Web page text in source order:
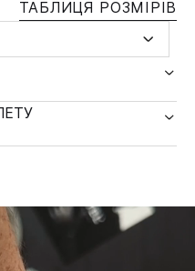
ТАБЛИЦЯ РОЗМІРІВ